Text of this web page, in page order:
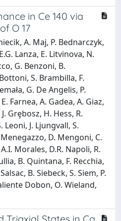
in Ce 140 via
O 17
A. Maj, P. Bednarczyk,
Lanza, E. Litvinova, N.
G. Benzoni, B.
S. Brambilla, F.
G. De Angelis, P.
Farnea, A. Gadea, A. Giaz,
Grȩbosz, H. Hess, R.
Leoni, J. Ljungvall, S.
D. Mengoni, C.
Morales, D.R. Napoli, R.
B. Quintana, F. Recchia,
B. Siebeck, S. Siem, P.
Dobon, O. Wieland,